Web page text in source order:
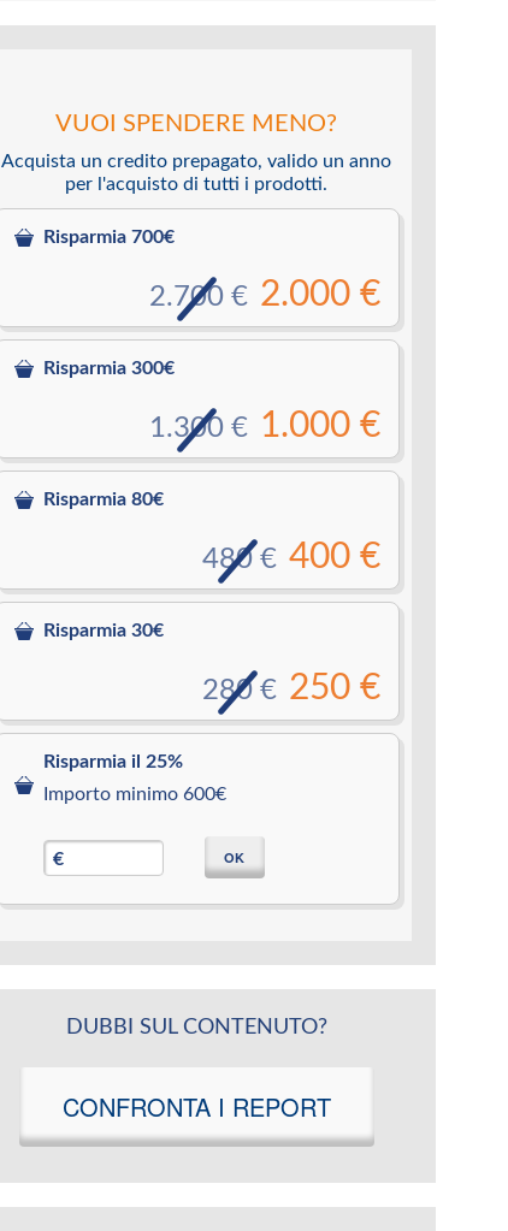
VUOI SPENDERE MENO?
Acquista un credito prepagato, valido un anno
per l'acquisto di tutti i prodotti.
Risparmia 700€
2.000 €
2.700 €
Risparmia 300€
1.000 €
1.300 €
Risparmia 80€
400 €
480 €
Risparmia 30€
250 €
280 €
Risparmia il 25%
Importo minimo 600€
€ OK
DUBBI SUL CONTENUTO?
CONFRONTA I REPORT